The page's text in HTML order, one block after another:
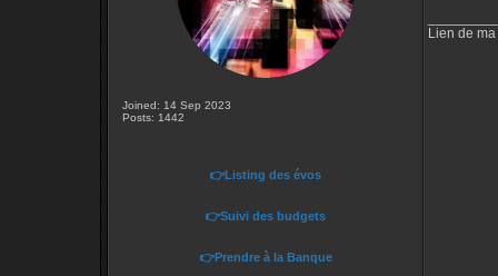
Joined: 14 Sep 2023
Posts: 1442
👉Listing des évos
👉Suivi des budgets
👉Prendre à la Banque
Lien de